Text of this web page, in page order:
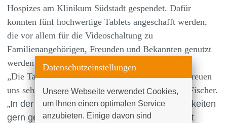
Hospizes am Klinikum Südstadt gespendet. Dafür
konnten fünf hochwertige Tablets angeschafft werden,
die vor allem für die Videoschaltung zu
Familienangehörigen, Freunden und Bekannten genutzt
werden sollen.
„Die Tablets waren ein Wunsch von uns und wir freuen
uns sehr über die Spende“, sagte Leiterin Ivonne Fischer.
„In der Pandemie hätten wir derartige Möglichkeiten
gern genutzt, wenn auch immer eingeschränkt
Datenschutzeinstellungen
Unsere Webseite verwendet Cookies,
um Ihnen einen optimalen Service
anzubieten. Einige davon sind